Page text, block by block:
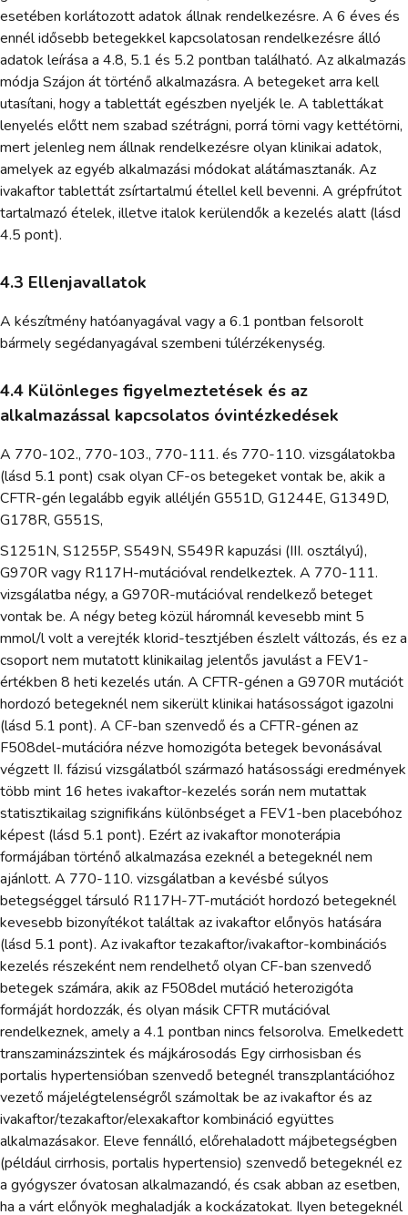
esetében korlátozott adatok állnak rendelkezésre. A 6 éves és
ennél idősebb betegekkel kapcsolatosan rendelkezésre álló
adatok leírása a 4.8, 5.1 és 5.2 pontban található. Az alkalmazás
módja Szájon át történő alkalmazásra. A betegeket arra kell
utasítani, hogy a tablettát egészben nyeljék le. A tablettákat
lenyelés előtt nem szabad szétrágni, porrá törni vagy kettétörni,
mert jelenleg nem állnak rendelkezésre olyan klinikai adatok,
amelyek az egyéb alkalmazási módokat alátámasztanák. Az
ivakaftor tablettát zsírtartalmú étellel kell bevenni. A grépfrútot
tartalmazó ételek, illetve italok kerülendők a kezelés alatt (lásd
4.5 pont).
4.3 Ellenjavallatok
A készítmény hatóanyagával vagy a 6.1 pontban felsorolt
bármely segédanyagával szembeni túlérzékenység.
4.4 Különleges figyelmeztetések és az
alkalmazással kapcsolatos óvintézkedések
A 770-102., 770-103., 770-111. és 770-110. vizsgálatokba
(lásd 5.1 pont) csak olyan CF-os betegeket vontak be, akik a
CFTR-gén legalább egyik alléljén G551D, G1244E, G1349D,
G178R, G551S,
S1251N, S1255P, S549N, S549R kapuzási (III. osztályú),
G970R vagy R117H-mutációval rendelkeztek. A 770-111.
vizsgálatba négy, a G970R-mutációval rendelkező beteget
vontak be. A négy beteg közül háromnál kevesebb mint 5
mmol/l volt a verejték klorid-tesztjében észlelt változás, és ez a
csoport nem mutatott klinikailag jelentős javulást a FEV1-
értékben 8 heti kezelés után. A CFTR-génen a G970R mutációt
hordozó betegeknél nem sikerült klinikai hatásosságot igazolni
(lásd 5.1 pont). A CF-ban szenvedő és a CFTR-génen az
F508del-mutációra nézve homozigóta betegek bevonásával
végzett II. fázisú vizsgálatból származó hatásossági eredmények
több mint 16 hetes ivakaftor-kezelés során nem mutattak
statisztikailag szignifikáns különbséget a FEV1-ben placebóhoz
képest (lásd 5.1 pont). Ezért az ivakaftor monoterápia
formájában történő alkalmazása ezeknél a betegeknél nem
ajánlott. A 770-110. vizsgálatban a kevésbé súlyos
betegséggel társuló R117H-7T-mutációt hordozó betegeknél
kevesebb bizonyítékot találtak az ivakaftor előnyös hatására
(lásd 5.1 pont). Az ivakaftor tezakaftor/ivakaftor-kombinációs
kezelés részeként nem rendelhető olyan CF-ban szenvedő
betegek számára, akik az F508del mutáció heterozigóta
formáját hordozzák, és olyan másik CFTR mutációval
rendelkeznek, amely a 4.1 pontban nincs felsorolva. Emelkedett
transzaminázszintek és májkárosodás Egy cirrhosisban és
portalis hypertensióban szenvedő betegnél transzplantációhoz
vezető májelégtelenségről számoltak be az ivakaftor és az
ivakaftor/tezakaftor/elexakaftor kombináció együttes
alkalmazásakor. Eleve fennálló, előrehaladott májbetegségben
(például cirrhosis, portalis hypertensio) szenvedő betegeknél ez
a gyógyszer óvatosan alkalmazandó, és csak abban az esetben,
ha a várt előnyök meghaladják a kockázatokat. Ilyen betegeknél